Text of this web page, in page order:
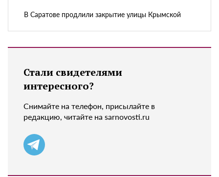
В Саратове продлили закрытие улицы Крымской
Стали свидетелями
интересного?
Снимайте на телефон, присылайте в
редакцию, читайте на sarnovosti.ru